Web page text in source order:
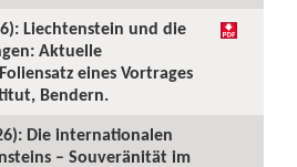
Liechtenstein und die
Aktuelle
eines Vortrages
Bendern.
Die internationalen
– Souveränität im